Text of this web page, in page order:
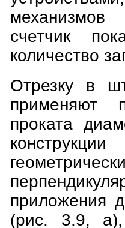
механизмов
счетчик
количество
Отрезку в
применяют
проката
приложения
(рис. 3.9,